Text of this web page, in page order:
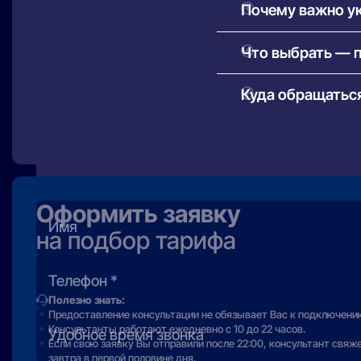
оборудование —
Почему важно
провайдеры
Что выбрать —
стриминга.
Куда
Оформить заявку
на подбор тарифа
Полезно знать:
Предоставление консультации не обязывает Вас к
Консультанты работают ежедневно с 10 до 22 часов.
Если свою заявку Вы отправили после 22:00, консультант
завтра в первой половине дня.